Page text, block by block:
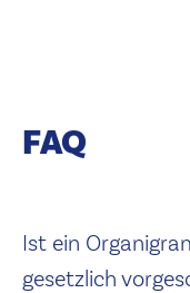
FAQ
Ist ein
gesetzlich